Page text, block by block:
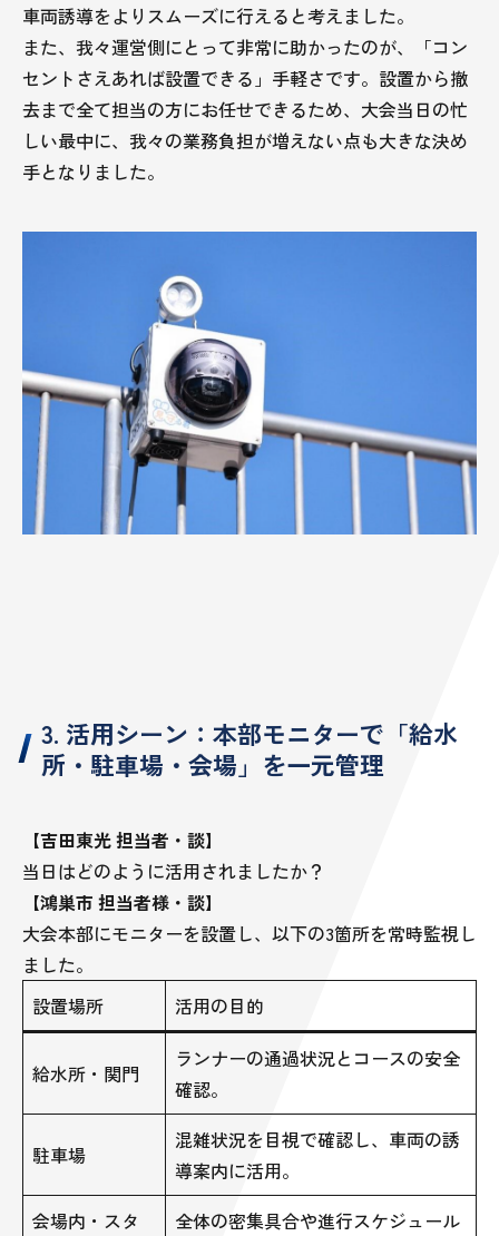
車両誘導をよりスムーズに行えると考えました。
また、我々運営側にとって非常に助かったのが、「コン
セントさえあれば設置できる」手軽さです。設置から撤
去まで全て担当の方にお任せできるため、大会当日の忙
しい最中に、我々の業務負担が増えない点も大きな決め
手となりました。
3. 活用シーン：本部モニターで「給水
所・駐車場・会場」を一元管理
【吉田東光 担当者・談】
当日はどのように活用されましたか？
【鴻巣市 担当者様・談】
大会本部にモニターを設置し、以下の3箇所を常時監視し
ました。
設置場所
活用の目的
給水所・関門
ランナーの通過状況とコースの安全
確認。
駐車場
混雑状況を目視で確認し、車両の誘
導案内に活用。
会場内・スタ
全体の密集具合や進行スケジュール